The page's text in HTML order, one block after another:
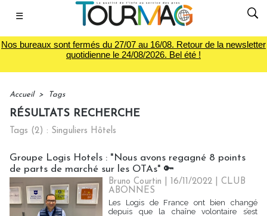
☰
Nos bureaux sont fermés du 27/07 au 16/08. Retour de la newsletter
quotidienne le 24/08/2026. Bel été !
Accueil > Tags
RÉSULTATS RECHERCHE
Tags (2) : Singuliers Hôtels
Groupe Logis Hotels : "Nous avons regagné 8 points
de parts de marché sur les OTAs" 🔑
Bruno Courtin | 16/11/2022 |CLUB
ABONNES
Les Logis de France ont bien changé
depuis que la chaîne volontaire s’est